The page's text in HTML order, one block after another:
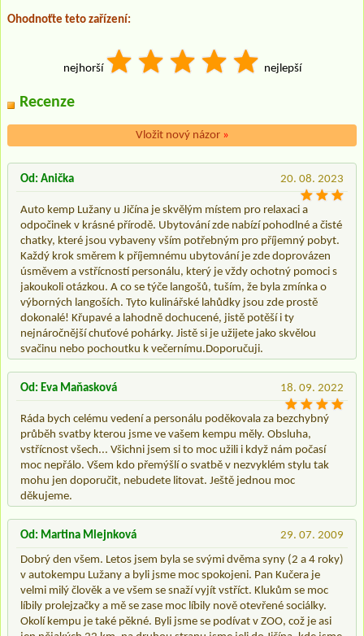
Ohodnoťte teto zařízení:
nejhorší nejlepší
Recenze
Vložit nový názor »
20. 08. 2023
Od: Anička
Auto kemp Lužany u Jičína je skvělým místem pro relaxaci a
odpočinek v krásné přírodě. Ubytování zde nabízí pohodlné a čisté
chatky, které jsou vybaveny vším potřebným pro příjemný pobyt.
Každý krok směrem k příjemnému ubytování je zde doprovázen
úsměvem a vstřícností personálu, který je vždy ochotný pomoci s
jakoukoli otázkou. A co se týče langošů, tuším, že byla zmínka o
výborných langoších. Tyto kulinářské lahůdky jsou zde prostě
dokonalé! Křupavé a lahodně dochucené, jistě potěší i ty
nejnáročnější chuťové pohárky. Jistě si je užijete jako skvělou
svačinu nebo pochoutku k večernímu.Doporučuji.
18. 09. 2022
Od: Eva Maňasková
Ráda bych celému vedení a personálu poděkovala za bezchybný
průběh svatby kterou jsme ve vašem kempu měly. Obsluha,
vstřícnost všech... Všichni jsem si to moc užili i když nám počasí
moc nepřálo. Všem kdo přemýšlí o svatbě v nezvyklém stylu tak
mohu jen doporučit, nebudete litovat. Ještě jednou moc
děkujeme.
29. 07. 2009
Od: Martina Mlejnková
Dobrý den všem. Letos jsem byla se svými dvěma syny (2 a 4 roky)
v autokempu Lužany a byli jsme moc spokojeni. Pan Kučera je
velmi milý člověk a ve všem se snaží vyjít vstříct. Klukům se moc
líbily prolejzačky a mě se zase moc líbily nově otevřené sociálky.
Okolí kempu je také pěkné. Byli jsme se podívat v ZOO, což je asi